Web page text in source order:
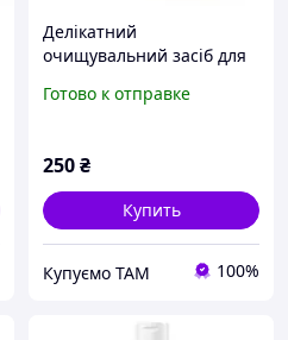
Делікатний
очищувальний засіб для
екстрактом ромашки
Готово к отправке
250₴
Купить
Купуємо ТАМ 100%